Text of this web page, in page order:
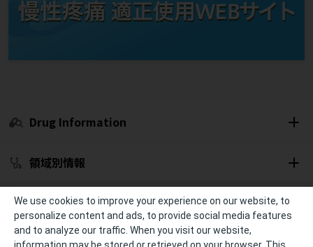
Drug Information
領域別情報
セミナー開催予定
We use cookies to improve your experience on our website, to
personalize content and ads, to provide social media features
and to analyze our traffic. When you visit our website,